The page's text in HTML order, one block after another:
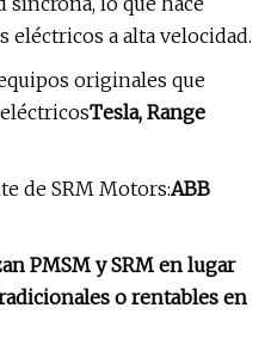
eléctricos a alta velocidad.
originales que
Tesla, Range
de SRM Motors:ABB
PMSM y SRM en lugar
o rentables en